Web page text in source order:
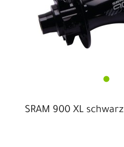
SRAM 900 XL schwarz